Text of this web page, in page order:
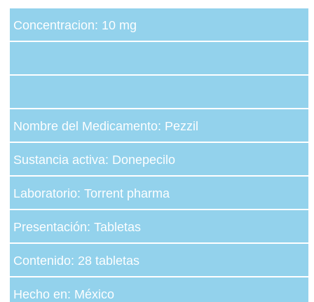
Concentracion: 10 mg
Nombre del Medicamento: Pezzil
Sustancia activa: Donepecilo
Laboratorio: Torrent pharma
Presentación: Tabletas
Contenido: 28 tabletas
Hecho en: México